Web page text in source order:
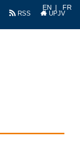
RSS UPJV
EN FR